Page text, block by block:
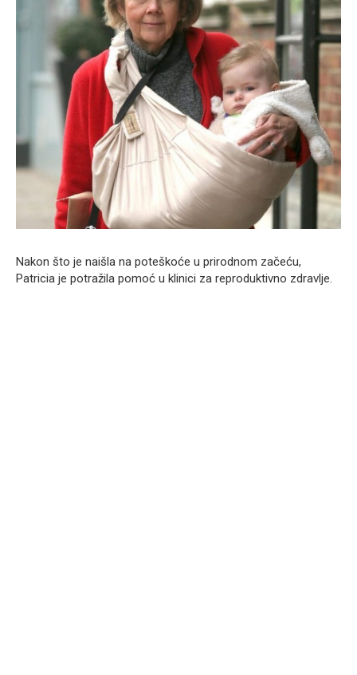
Nakon što je naišla na poteškoće u prirodnom začeću,
Patricia je potražila pomoć u klinici za reproduktivno zdravlje.